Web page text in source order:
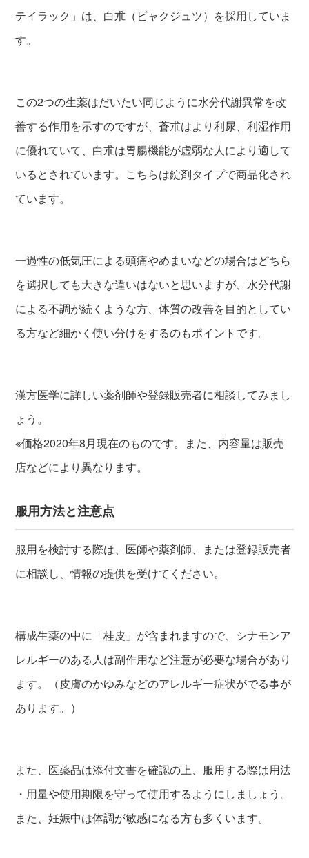
テイラック」は、白朮（ビャクジュツ）を採用していま
す。
この2つの生薬はだいたい同じように水分代謝異常を改
善する作用を示すのですが、蒼朮はより利尿、利湿作用
に優れていて、白朮は胃腸機能が虚弱な人により適して
いるとされています。こちらは錠剤タイプで商品化され
ています。
一過性の低気圧による頭痛やめまいなどの場合はどちら
を選択しても大きな違いはないと思いますが、水分代謝
による不調が続くような方、体質の改善を目的としてい
る方など細かく使い分けをするのもポイントです。
漢方医学に詳しい薬剤師や登録販売者に相談してみまし
ょう。
※価格2020年8月現在のものです。また、内容量は販売
店などにより異なります。
服用方法と注意点
服用を検討する際は、医師や薬剤師、または登録販売者
に相談し、情報の提供を受けてください。
構成生薬の中に「桂皮」が含まれますので、シナモンア
レルギーのある人は副作用など注意が必要な場合があり
ます。（皮膚のかゆみなどのアレルギー症状がでる事が
あります。）
また、医薬品は添付文書を確認の上、服用する際は用法
・用量や使用期限を守って使用するようにしましょう。
また、妊娠中は体調が敏感になる方も多くいます。